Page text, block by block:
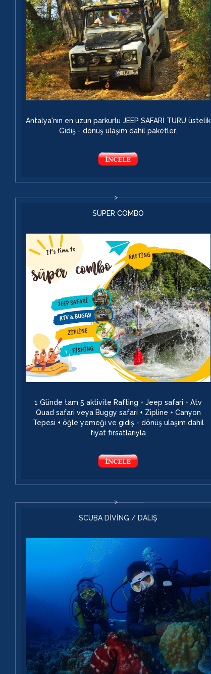
Antalya'nın en uzun parkurlu JEEP SAFARİ TURU üstelik
Gidiş - dönüş ulaşım dahil paketler.
SÜPER COMBO
1 Günde tam 5 aktivite Rafting + Jeep safari + Atv
Quad safari veya Buggy safari + Zipline + Canyon
Tepesi + öğle yemeği ve gidiş - dönüş ulaşım dahil
fiyat fırsatlarıyla
SCUBA DİVİNG / DALIŞ